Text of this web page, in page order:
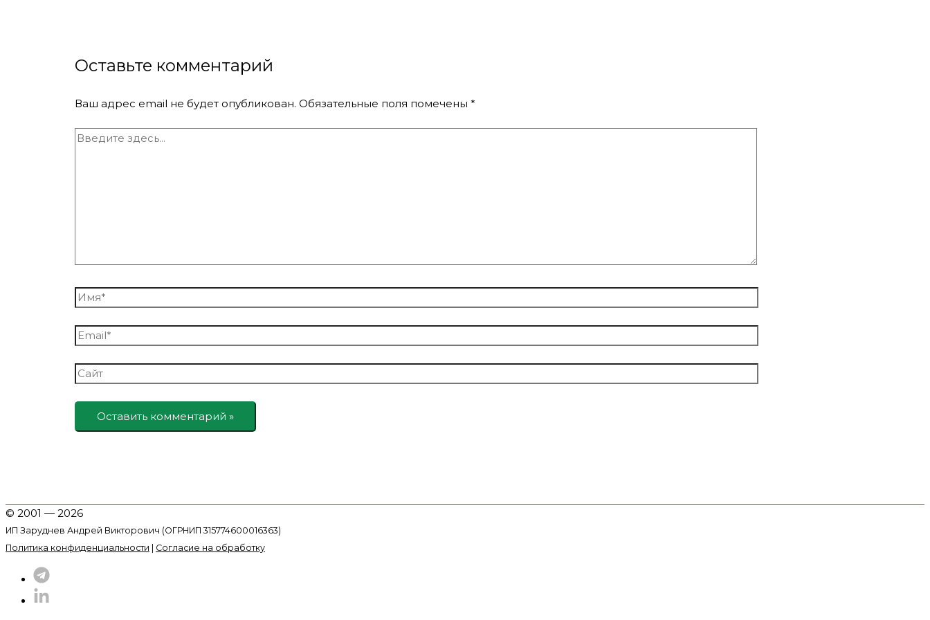
Оставьте комментарий
Ваш адрес email не будет опубликован. Обязательные поля помечены*
Введите
Имя*
Email*
Сайт
© 2001 — 2026
ИП Заруднев Андрей Викторович (ОГРНИП 315774600016363)
Политика конфиденциальности
Согласие на обработку